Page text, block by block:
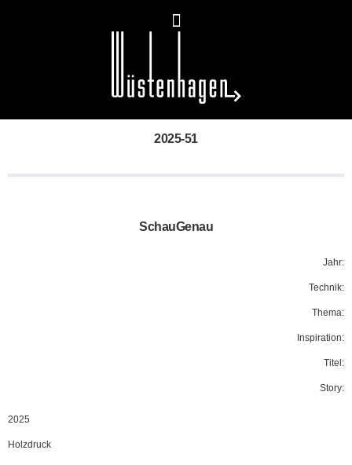
2025-51
SchauGenau
Jahr:
Technik:
Thema:
Inspiration:
Titel:
Story:
2025
Holzdruck